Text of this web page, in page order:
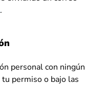
.
personal con ningún
permiso o bajo las